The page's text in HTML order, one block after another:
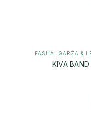
FASHA, GARZA &
KIVA